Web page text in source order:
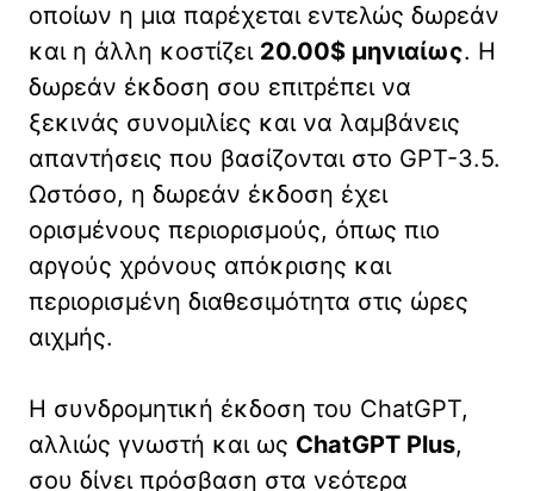
οποίων η μια παρέχεται εντελώς δωρεάν
και η άλλη κοστίζει 20.00$ μηνιαίως. Η
δωρεάν έκδοση σου επιτρέπει να
ξεκινάς συνομιλίες και να λαμβάνεις
απαντήσεις που βασίζονται στο GPT-3.5.
Ωστόσο, η δωρεάν έκδοση έχει
ορισμένους περιορισμούς, όπως πιο
αργούς χρόνους απόκρισης και
περιορισμένη διαθεσιμότητα στις ώρες
αιχμής.
Η συνδρομητική έκδοση του ChatGPT,
αλλιώς γνωστή και ως ChatGPT Plus,
σου δίνει πρόσβαση στα νεότερα